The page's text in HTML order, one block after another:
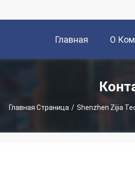
Главная О
Главная Страница / Shenzhen Zijia